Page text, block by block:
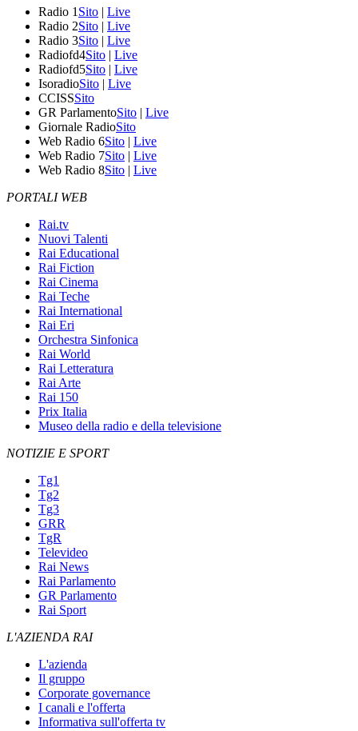
Radio 1 Sito | Live
Radio 2Sito | Live
Radio 3Sito | Live
Radiofd4Sito | Live
Radiofd5Sito | Live
IsoradioSito | Live
CCISSSito
GR ParlamentoSito | Live
Giornale RadioSito
Web Radio 6Sito | Live
Web Radio 7Sito | Live
Web Radio 8Sito | Live
PORTALI WEB
Rai.tv
Nuovi Talenti
Rai Educational
Rai Fiction
Rai Cinema
Rai Teche
Rai International
Rai Eri
Orchestra Sinfonica
Rai World
Rai Letteratura
Rai Arte
Rai 150
Prix Italia
Museo della radio e della televisione
NOTIZIE E SPORT
Tg1
Tg2
Tg3
GRR
TgR
Televideo
Rai News
Rai Parlamento
GR Parlamento
Rai Sport
L'AZIENDA RAI
L'azienda
Il gruppo
Corporate governance
I canali e l'offerta
Informativa sull'offerta tv